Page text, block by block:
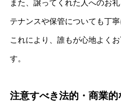
また、譲ってくれた人へのお
テナンスや保管についても丁
これにより、誰もが心地よく
す。
注意すべき法的・商業的